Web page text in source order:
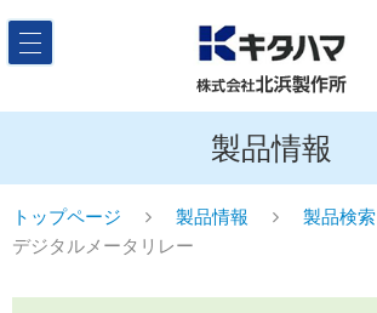
製品情報
トップページ 製品情報
製品検索
デジタルメータリレー